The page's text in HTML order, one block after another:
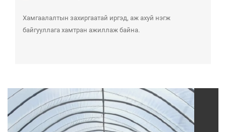
Хамгаалалтын захиргаатай иргэд, аж ахуй нэгж
байгууллага хамтран ажиллаж байна.